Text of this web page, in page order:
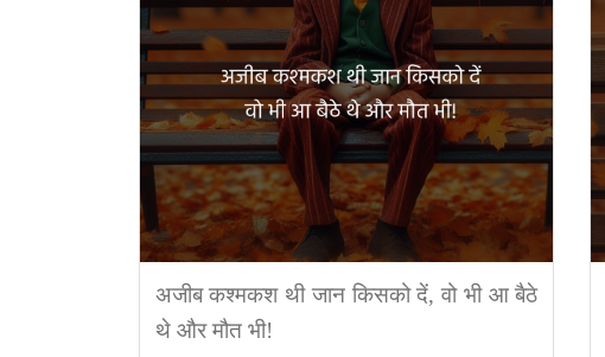
अजीब कश्मकश थी जान किसको दें, वो भी आ बैठे
थे और मौत भी!